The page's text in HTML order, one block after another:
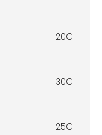
20€
30€
25€